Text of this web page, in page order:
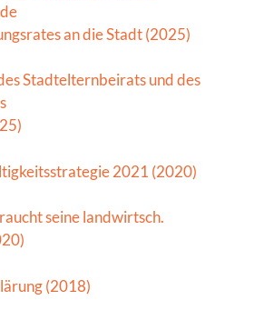
an die Stadt (2025)
Stadtelternbeirats und des
2021 (2020)
seine landwirtsch.
(2018)